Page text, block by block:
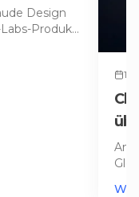
Design
Produkt